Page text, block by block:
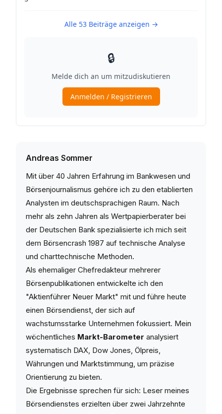
Andreas Sommer
Mit über 40 Jahren Erfahrung im Bankwesen und
Börsenjournalismus gehöre ich zu den etablierten
Analysten im deutschsprachigen Raum. Nach
mehr als zehn Jahren als Wertpapierberater bei
der Deutschen Bank spezialisierte ich mich seit
dem Börsencrash 1987 auf technische Analyse
und charttechnische Methoden.
Als ehemaliger Chefredakteur mehrerer
Börsenpublikationen entwickelte ich den
"Aktienführer Neuer Markt" mit und führe heute
einen Börsendienst, der sich auf
wachstumsstarke Unternehmen fokussiert. Mein
wöchentliches Markt-Barometer analysiert
systematisch DAX, Dow Jones, Ölpreis,
Währungen und Marktstimmung, um präzise
Orientierung zu bieten.
Die Ergebnisse sprechen für sich: Leser meines
Börsendienstes erzielten über zwei Jahrzehnte